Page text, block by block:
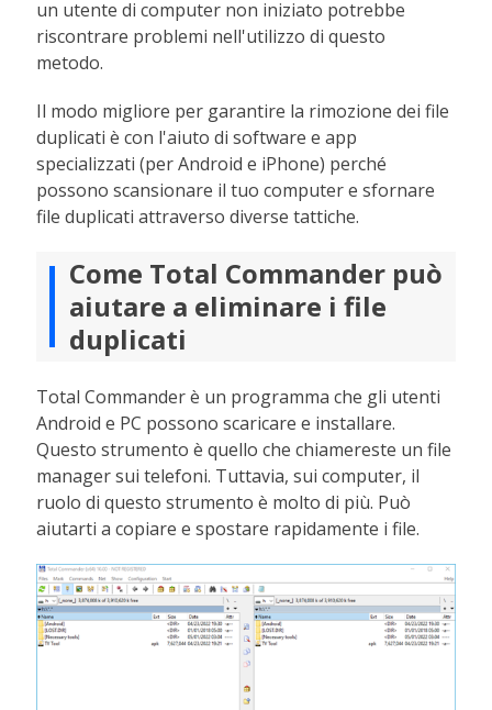
un utente di computer non iniziato potrebbe
riscontrare problemi nell'utilizzo di questo
metodo.
Il modo migliore per garantire la rimozione dei file
duplicati è con l'aiuto di software e app
specializzati (per Android e iPhone) perché
possono scansionare il tuo computer e sfornare
file duplicati attraverso diverse tattiche.
Come Total Commander può
aiutare a eliminare i file
duplicati
Total Commander è un programma che gli utenti
Android e PC possono scaricare e installare.
Questo strumento è quello che chiamereste un file
manager sui telefoni. Tuttavia, sui computer, il
ruolo di questo strumento è molto di più. Può
aiutarti a copiare e spostare rapidamente i file.